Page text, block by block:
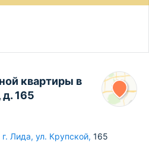
квартиры в
165
г. Лида, ул. Крупской, 165